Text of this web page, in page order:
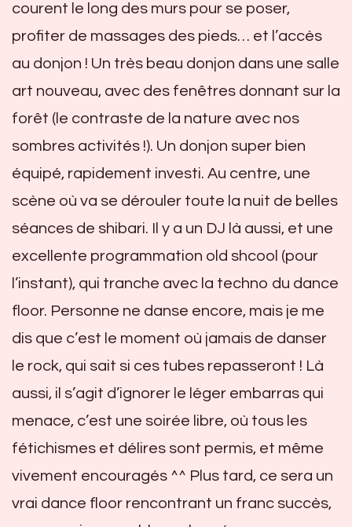
courent le long des murs pour se poser,
profiter de massages des pieds… et l’accès
au donjon ! Un très beau donjon dans une salle
art nouveau, avec des fenêtres donnant sur la
forêt (le contraste de la nature avec nos
sombres activités !). Un donjon super bien
équipé, rapidement investi. Au centre, une
scène où va se dérouler toute la nuit de belles
séances de shibari. Il y a un DJ là aussi, et une
excellente programmation old shcool (pour
l’instant), qui tranche avec la techno du dance
floor. Personne ne danse encore, mais je me
dis que c’est le moment où jamais de danser
le rock, qui sait si ces tubes repasseront ! Là
aussi, il s’agit d’ignorer le léger embarras qui
menace, c’est une soirée libre, où tous les
fétichismes et délires sont permis, et même
vivement encouragés ^^ Plus tard, ce sera un
vrai dance floor rencontrant un franc succès,